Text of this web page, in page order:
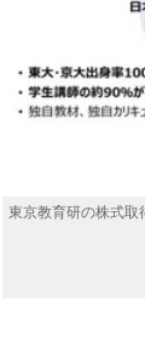
東京教育研の株式取